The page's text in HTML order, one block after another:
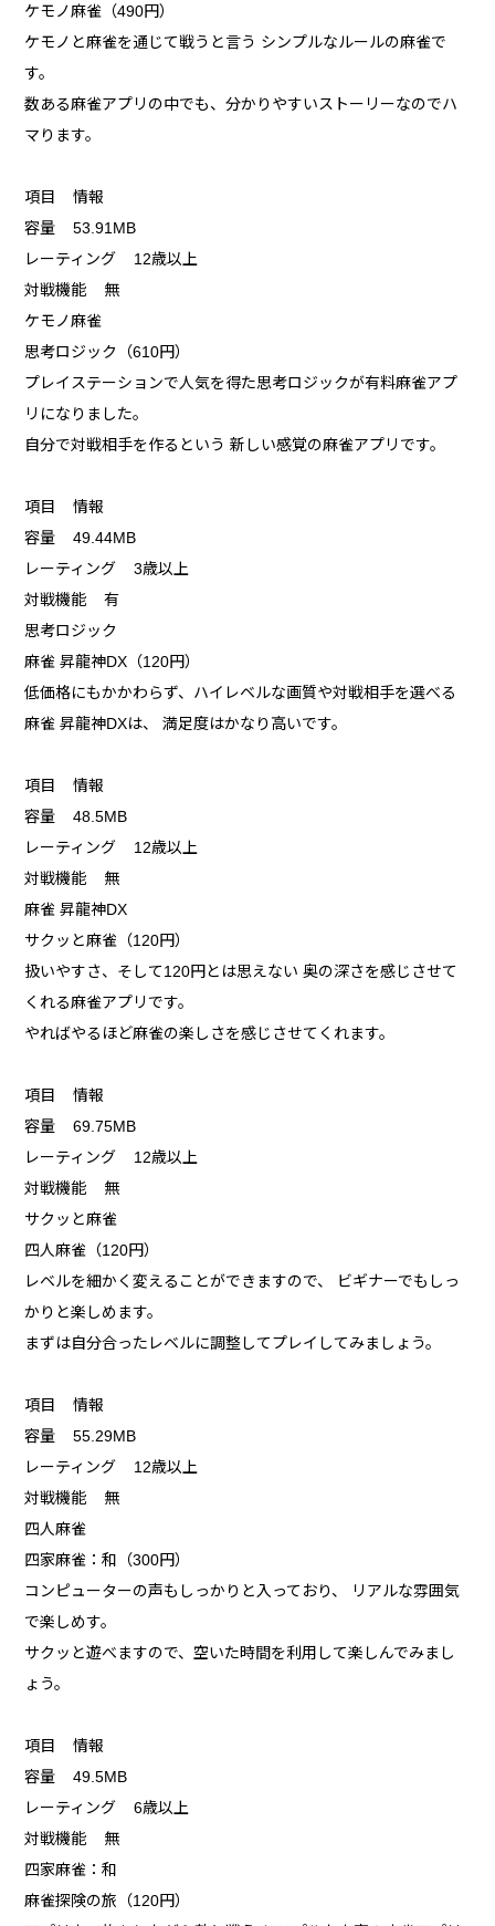
ケモノ麻雀（490円）
ケモノと麻雀を通じて戦うと言う シンプルなルールの麻雀で
す。
数ある麻雀アプリの中でも、分かりやすいストーリーなのでハ
マります。
項目 情報
容量 53.91MB
レーティング 12歳以上
対戦機能 無
ケモノ麻雀
思考ロジック（610円）
プレイステーションで人気を得た思考ロジックが有料麻雀アプ
リになりました。
自分で対戦相手を作るという 新しい感覚の麻雀アプリです。
項目 情報
容量 49.44MB
レーティング 3歳以上
対戦機能 有
思考ロジック
麻雀 昇龍神DX（120円）
低価格にもかかわらず、ハイレベルな画質や対戦相手を選べる
麻雀 昇龍神DXは、 満足度はかなり高いです。
項目 情報
容量 48.5MB
レーティング 12歳以上
対戦機能 無
麻雀 昇龍神DX
サクッと麻雀（120円）
扱いやすさ、そして120円とは思えない 奥の深さを感じさせて
くれる麻雀アプリです。
やればやるほど麻雀の楽しさを感じさせてくれます。
項目 情報
容量 69.75MB
レーティング 12歳以上
対戦機能 無
サクッと麻雀
四人麻雀（120円）
レベルを細かく変えることができますので、 ビギナーでもしっ
かりと楽しめます。
まずは自分合ったレベルに調整してプレイしてみましょう。
項目 情報
容量 55.29MB
レーティング 12歳以上
対戦機能 無
四人麻雀
四家麻雀：和（300円）
コンピューターの声もしっかりと入っており、 リアルな雰囲気
で楽しめす。
サクッと遊べますので、空いた時間を利用して楽しんでみまし
ょう。
項目 情報
容量 49.5MB
レーティング 6歳以上
対戦機能 無
四家麻雀：和
麻雀探険の旅（120円）